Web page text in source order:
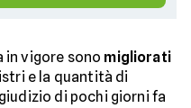
in vigore sono migliorati
e la quantità di
di pochi giorni fa